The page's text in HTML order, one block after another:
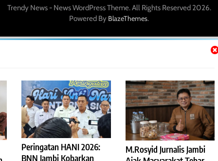
Peringatan HANI 2026:
BNN Jambi Kobarkan
M.Rosyid Jurnalis Jambi
Trendy News - News WordPress Theme. All Rights Reserved 2026.
Powered By BlazeThemes.